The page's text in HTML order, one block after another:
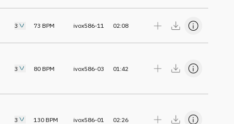
3 73 BPM ivox586-11 02:08
3 80 BPM ivox586-03 01:42
3 130 BPM ivox586-01 02:26